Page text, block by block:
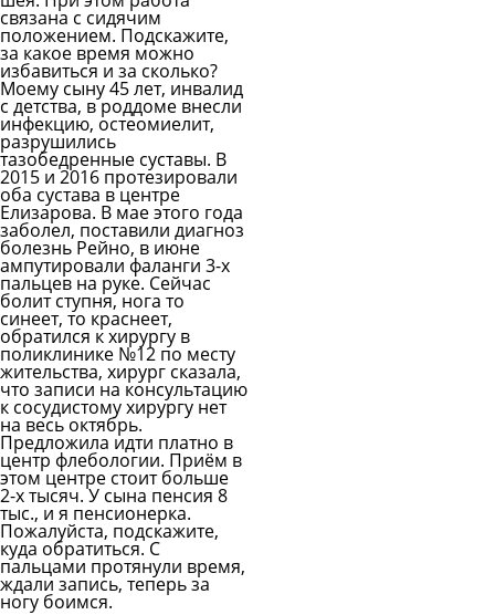
связана с сидячим
положением. Подскажите,
за какое время можно
избавиться и за сколько?
Моему сыну 45 лет, инвалид
с детства, в роддоме внесли
инфекцию, остеомиелит,
разрушились
тазобедренные суставы. В
2015 и 2016 протезировали
оба сустава в центре
Елизарова. В мае этого года
заболел, поставили диагноз
болезнь Рейно, в июне
ампутировали фаланги 3-х
пальцев на руке. Сейчас
болит ступня, нога то
синеет, то краснеет,
обратился к хирургу в
поликлинике №12 по месту
жительства, хирург сказала,
что записи на консультацию
к сосудистому хирургу нет
на весь октябрь.
Предложила идти платно в
центр флебологии. Приём в
этом центре стоит больше
2-х тысяч. У сына пенсия 8
тыс., и я пенсионерка.
Пожалуйста, подскажите,
куда обратиться. С
пальцами протянули время,
ждали запись, теперь за
ногу боимся.